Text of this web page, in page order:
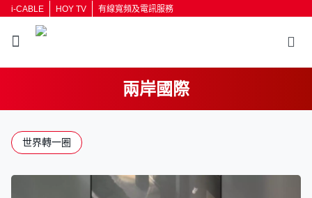
i-CABLE HOY TV 有線寬頻及電訊服務
兩岸國際
世界轉一圈